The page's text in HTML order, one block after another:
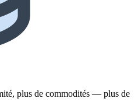
plus de commodités — plus de